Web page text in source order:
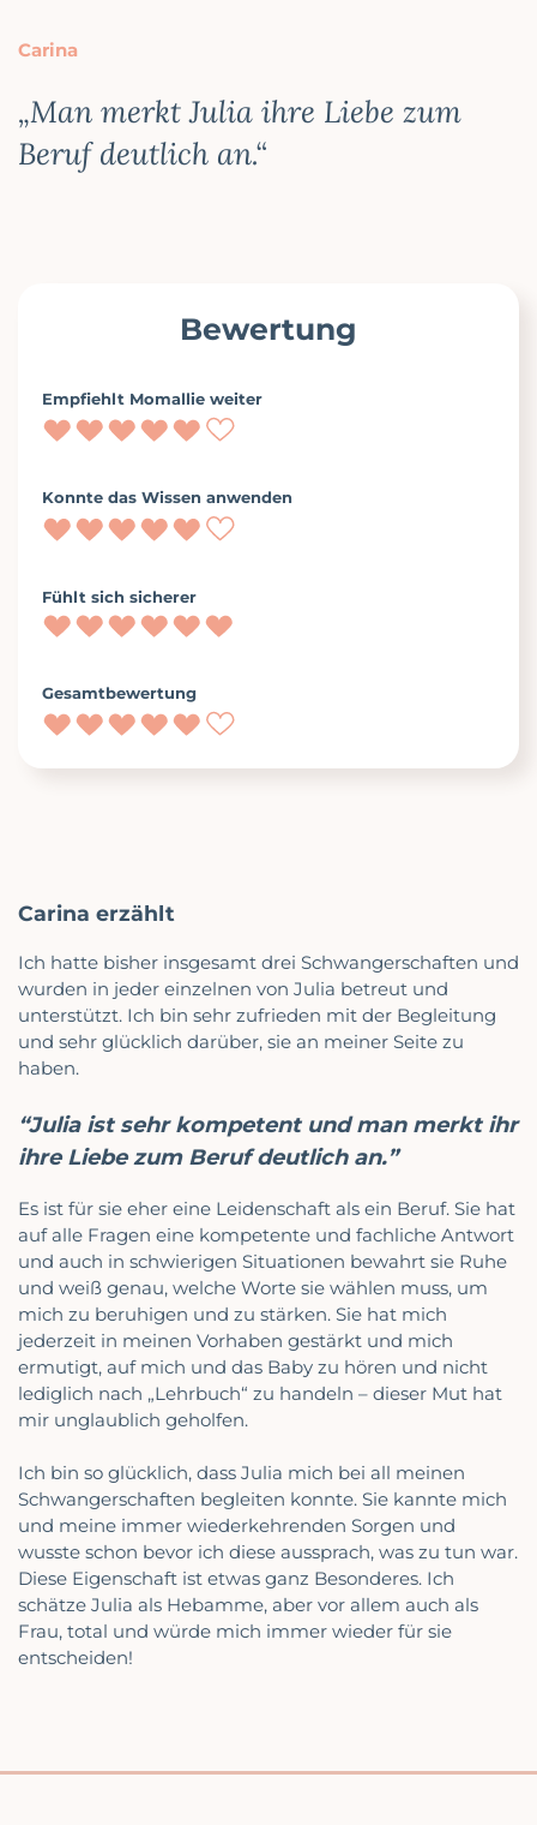
Carina
„Man merkt Julia ihre Liebe zum
Beruf deutlich an.“
Bewertung
Empfiehlt Momallie weiter
Konnte das Wissen anwenden
Fühlt sich sicherer
Gesamt­bewertung
Carina erzählt
Ich hatte bisher insgesamt drei Schwangerschaften und
wurden in jeder einzelnen von Julia betreut und
unterstützt. Ich bin sehr zufrieden mit der Begleitung
und sehr glücklich darüber, sie an meiner Seite zu
haben.
“Julia ist sehr kompetent und man merkt ihr
ihre Liebe zum Beruf deutlich an.”
Es ist für sie eher eine Leidenschaft als ein Beruf. Sie hat
auf alle Fragen eine kompetente und fachliche Antwort
und auch in schwierigen Situationen bewahrt sie Ruhe
und weiß genau, welche Worte sie wählen muss, um
mich zu beruhigen und zu stärken. Sie hat mich
jederzeit in meinen Vorhaben gestärkt und mich
ermutigt, auf mich und das Baby zu hören und nicht
lediglich nach „Lehrbuch“ zu handeln – dieser Mut hat
mir unglaublich geholfen.
Ich bin so glücklich, dass Julia mich bei all meinen
Schwangerschaften begleiten konnte. Sie kannte mich
und meine immer wiederkehrenden Sorgen und
wusste schon bevor ich diese aussprach, was zu tun war.
Diese Eigenschaft ist etwas ganz Besonderes. Ich
schätze Julia als Hebamme, aber vor allem auch als
Frau, total und würde mich immer wieder für sie
entscheiden!